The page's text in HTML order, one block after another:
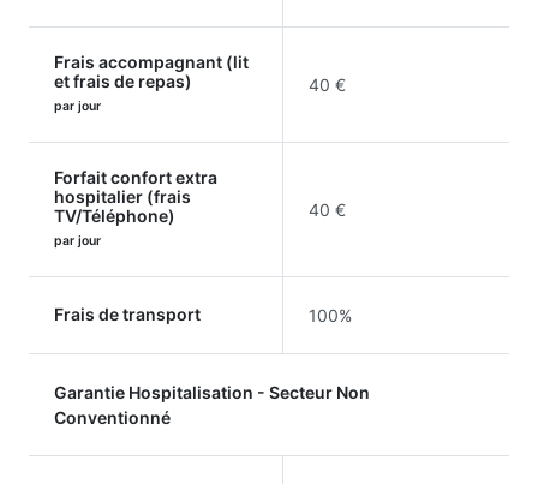
Frais accompagnant (lit
et frais de repas)
par jour
40 €
Forfait confort extra
hospitalier (frais
TV/Téléphone)
par jour
40 €
Frais de transport 100%
Garantie Hospitalisation - Secteur Non
Conventionné